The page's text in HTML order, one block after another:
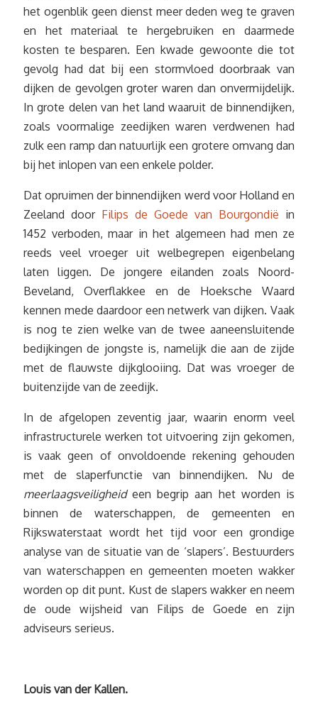
het ogenblik geen dienst meer deden weg te graven
en het materiaal te hergebruiken en daarmede
kosten te besparen. Een kwade gewoonte die tot
gevolg had dat bij een stormvloed doorbraak van
dijken de gevolgen groter waren dan onvermijdelijk.
In grote delen van het land waaruit de binnendijken,
zoals voormalige zeedijken waren verdwenen had
zulk een ramp dan natuurlijk een grotere omvang dan
bij het inlopen van een enkele polder.
Dat opruimen der binnendijken werd voor Holland en
Zeeland door Filips de Goede van Bourgondië in
1452 verboden, maar in het algemeen had men ze
reeds veel vroeger uit welbegrepen eigenbelang
laten liggen. De jongere eilanden zoals Noord-
Beveland, Overflakkee en de Hoeksche Waard
kennen mede daardoor een netwerk van dijken. Vaak
is nog te zien welke van de twee aaneensluitende
bedijkingen de jongste is, namelijk die aan de zijde
met de flauwste dijkglooiing. Dat was vroeger de
buitenzijde van de zeedijk.
In de afgelopen zeventig jaar, waarin enorm veel
infrastructurele werken tot uitvoering zijn gekomen,
is vaak geen of onvoldoende rekening gehouden
met de slaperfunctie van binnendijken. Nu de
meerlaagsveiligheideen begrip aan het worden is
binnen de waterschappen, de gemeenten en
Rijkswaterstaat wordt het tijd voor een grondige
analyse van de situatie van de ‘slapers’. Bestuurders
van waterschappen en gemeenten moeten wakker
worden op dit punt. Kust de slapers wakker en neem
de oude wijsheid van Filips de Goede en zijn
adviseurs serieus.
Louis van der Kallen.